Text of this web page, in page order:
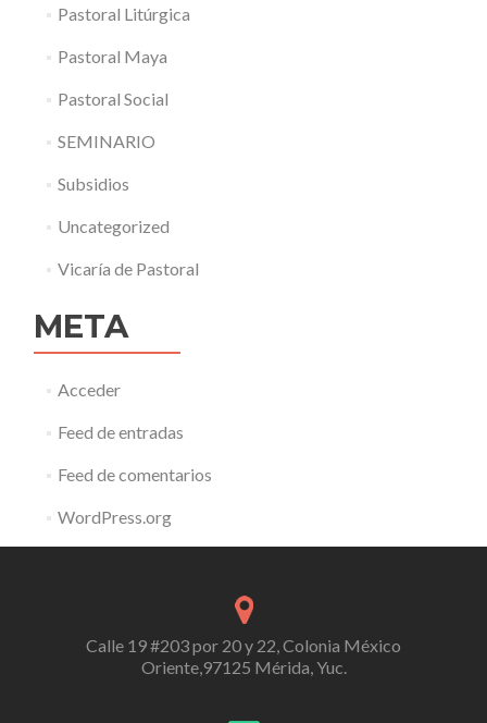
Pastoral Litúrgica
Pastoral Maya
Pastoral Social
SEMINARIO
Subsidios
Uncategorized
Vicaría de Pastoral
META
Acceder
Feed de entradas
Feed de comentarios
WordPress.org
Calle 19 #203 por 20 y 22, Colonia México
Oriente,97125 Mérida, Yuc.